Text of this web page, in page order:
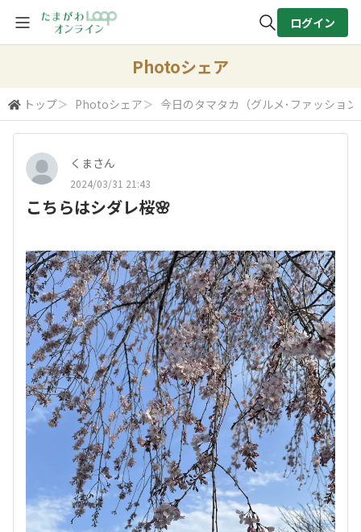
検索
ログイン
Photoシェア
トップ＞ Photoシェア＞ 今日のタマタカ（グルメ･ファッショ
くまさん
2024/03/31 21:43
こちらはシダレ桜🌸